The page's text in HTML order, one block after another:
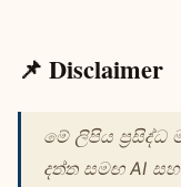
📌 Disclaimer
මේ ලිපිය ප්‍රසිද්ධ
දත්ත සමඟ AI සහ